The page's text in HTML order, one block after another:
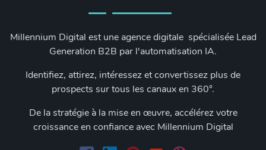
Millennium Digital est une agence digitale spécialisée Lead
Generation B2B par l'automatisation IA.
Identifiez, attirez, intéressez et convertissez plus de
prospects sur tous les canaux en 360°.
De la stratégie à la mise en œuvre, accélérez votre
croissance en confiance avec Millennium Digital